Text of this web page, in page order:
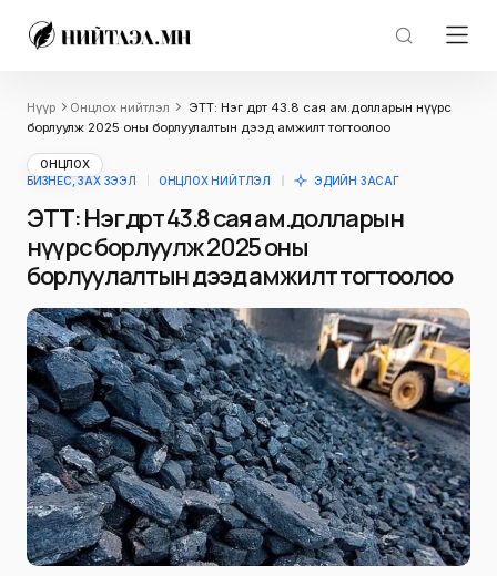
Нүүр Онцлох нийтлэл
ЭТТ: Нэг өдөрт 43.8 сая ам.долларын нүүрс
борлуулж 2025 оны борлуулалтын дээд амжилт тогтоолоо
ОНЦЛОХ
БИЗНЕС, ЗАХ ЗЭЭЛ
ОНЦЛОХ НИЙТЛЭЛ ЭДИЙН ЗАСАГ
ЭТТ: Нэг өдөрт 43.8 сая ам.долларын
нүүрс борлуулж 2025 оны
борлуулалтын дээд амжилт тогтоолоо